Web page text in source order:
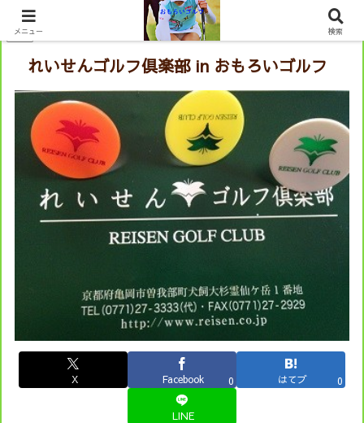
PR
れいせんゴルフ倶楽部 in おもろいゴルフ
X Facebook 0 はてブ 0
LINE
メニュー 検索